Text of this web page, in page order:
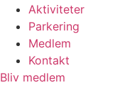
Aktiviteter
Parkering
Medlem
Kontakt
Bliv medlem